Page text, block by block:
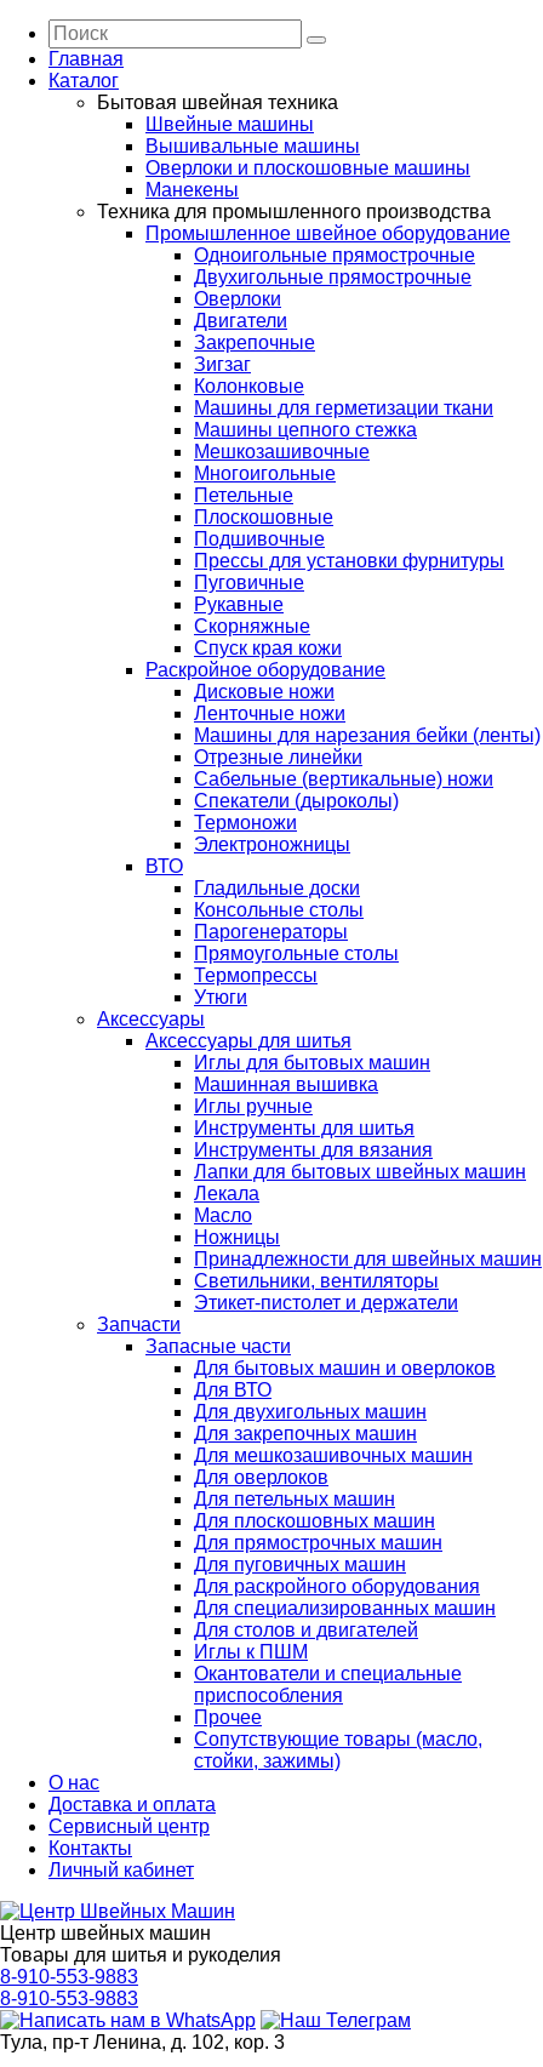
Главная
Каталог
Бытовая швейная техника
Швейные машины
Вышивальные машины
Оверлоки и плоскошовные машины
Манекены
Техника для промышленного производства
Промышленное швейное оборудование
Одноигольные прямострочные
Двухигольные прямострочные
Оверлоки
Двигатели
Закрепочные
Зигзаг
Колонковые
Машины для герметизации ткани
Машины цепного стежка
Мешкозашивочные
Многоигольные
Петельные
Плоскошовные
Подшивочные
Прессы для установки фурнитуры
Пуговичные
Рукавные
Скорняжные
Спуск края кожи
Раскройное оборудование
Дисковые ножи
Ленточные ножи
Машины для нарезания бейки (ленты)
Отрезные линейки
Сабельные (вертикальные) ножи
Спекатели (дыроколы)
Термоножи
Электроножницы
ВТО
Гладильные доски
Консольные столы
Парогенераторы
Прямоугольные столы
Термопрессы
Утюги
Аксессуары
Аксессуары для шитья
Иглы для бытовых машин
Машинная вышивка
Иглы ручные
Инструменты для шитья
Инструменты для вязания
Лапки для бытовых швейных машин
Лекала
Масло
Ножницы
Принадлежности для швейных машин
Светильники, вентиляторы
Этикет-пистолет и держатели
Запчасти
Запасные части
Для бытовых машин и оверлоков
Для ВТО
Для двухигольных машин
Для закрепочных машин
Для мешкозашивочных машин
Для оверлоков
Для петельных машин
Для плоскошовных машин
Для прямострочных машин
Для пуговичных машин
Для раскройного оборудования
Для специализированных машин
Для столов и двигателей
Иглы к ПШМ
Окантователи и специальные
приспособления
Прочее
Сопутствующие товары (масло,
стойки, зажимы)
О нас
Доставка и оплата
Сервисный центр
Контакты
Личный кабинет
Центр швейных машин
Товары для шитья и рукоделия
8-910-553-9883
8-910-553-9883
Тула, пр-т Ленина, д. 102, кор. 3